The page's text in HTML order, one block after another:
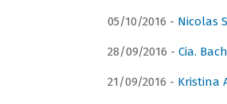
05/10/2016 - Nicolas
28/09/2016 - Cia.
21/09/2016 - Kristina